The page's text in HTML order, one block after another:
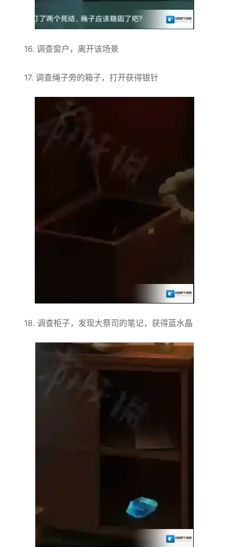
16. 调查窗户，离开该场景
17. 调查绳子旁的箱子，打开获得银针
18. 调查柜子，发现大祭司的笔记，获得蓝水晶